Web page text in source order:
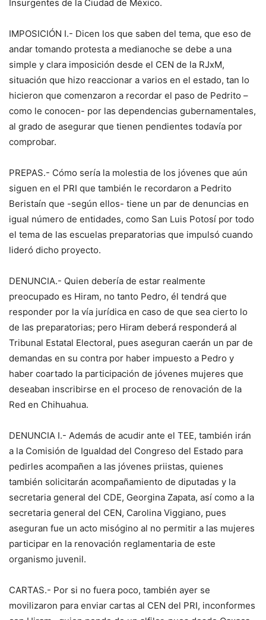
Insurgentes de la Ciudad de México.
IMPOSICIÓN I.- Dicen los que saben del tema, que eso de
andar tomando protesta a medianoche se debe a una
simple y clara imposición desde el CEN de la RJxM,
situación que hizo reaccionar a varios en el estado, tan lo
hicieron que comenzaron a recordar el paso de Pedrito –
como le conocen- por las dependencias gubernamentales,
al grado de asegurar que tienen pendientes todavía por
comprobar.
PREPAS.- Cómo sería la molestia de los jóvenes que aún
siguen en el PRI que también le recordaron a Pedrito
Beristaín que -según ellos- tiene un par de denuncias en
igual número de entidades, como San Luis Potosí por todo
el tema de las escuelas preparatorias que impulsó cuando
lideró dicho proyecto.
DENUNCIA.- Quien debería de estar realmente
preocupado es Hiram, no tanto Pedro, él tendrá que
responder por la vía jurídica en caso de que sea cierto lo
de las preparatorias; pero Hiram deberá responderá al
Tribunal Estatal Electoral, pues aseguran caerán un par de
demandas en su contra por haber impuesto a Pedro y
haber coartado la participación de jóvenes mujeres que
deseaban inscribirse en el proceso de renovación de la
Red en Chihuahua.
DENUNCIA I.- Además de acudir ante el TEE, también irán
a la Comisión de Igualdad del Congreso del Estado para
pedirles acompañen a las jóvenes priistas, quienes
también solicitarán acompañamiento de diputadas y la
secretaria general del CDE, Georgina Zapata, así como a la
secretaria general del CEN, Carolina Viggiano, pues
aseguran fue un acto misógino al no permitir a las mujeres
participar en la renovación reglamentaria de este
organismo juvenil.
CARTAS.- Por si no fuera poco, también ayer se
movilizaron para enviar cartas al CEN del PRI, inconformes